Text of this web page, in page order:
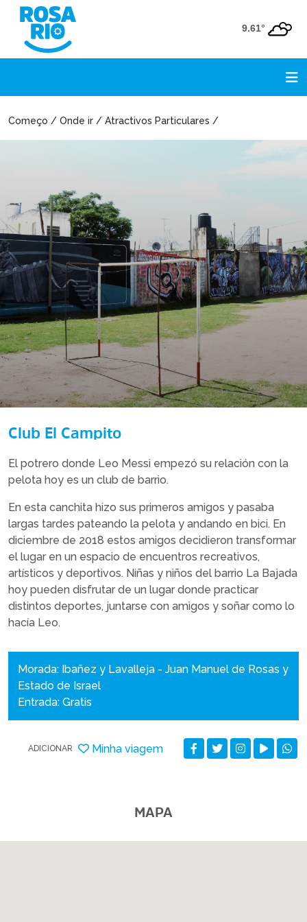
9.61°
Começo / Onde ir / Atractivos Particulares /
Club El Campito
El potrero donde Leo Messi empezó su relación con la
pelota hoy es un club de barrio.
En esta canchita hizo sus primeros amigos y pasaba
largas tardes pateando la pelota y andando en bici. En
diciembre de 2018 estos amigos decidieron transformar
el lugar en un espacio de encuentros recreativos,
artísticos y deportivos. Niñas y niños del barrio La Bajada
hoy pueden disfrutar de un lugar donde practicar
distintos deportes, juntarse con amigos y soñar como lo
hacía Leo.
Morada: Ibañez y Lavalleja - Juan Manuel de Rosas y
Estado de Israel
Entrada: Gratis
ADICIONAR Minha viagem
MAPA